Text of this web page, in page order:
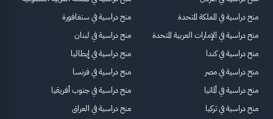
منح دراسية في المملكة المتحدة
منح دراسية في الإمارات العربية المتحدة
منح دراسية في كندا
منح دراسية في مصر
منح دراسية في ألمانيا
منح دراسية في تركيا
منح دراسية في سنغافورة
منح دراسية في لبنان
منح دراسية في إيطاليا
منح دراسية في فرنسا
منح دراسية في جنوب أفريقيا
منح دراسية في العراق